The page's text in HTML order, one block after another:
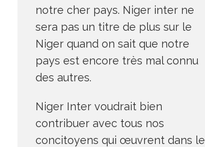
notre cher pays. Niger inter ne
sera pas un titre de plus sur le
Niger quand on sait que notre
pays est encore très mal connu
des autres.
Niger Inter voudrait bien
contribuer avec tous nos
concitoyens qui œuvrent dans le